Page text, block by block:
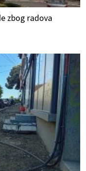
zbog radova